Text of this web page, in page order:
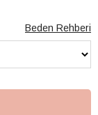
Beden Rehberi